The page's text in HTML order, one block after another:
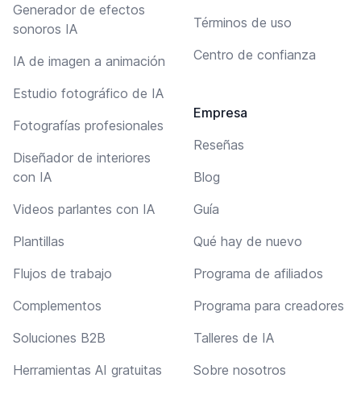
Generador de efectos
sonoros IA
IA de imagen a animación
Estudio fotográfico de IA
Fotografías profesionales
Diseñador de interiores
con IA
Videos parlantes con IA
Plantillas
Flujos de trabajo
Complementos
Soluciones B2B
Herramientas AI gratuitas
Términos de uso
Centro de confianza
Empresa
Reseñas
Blog
Guía
Qué hay de nuevo
Programa de afiliados
Programa para creadores
Talleres de IA
Sobre nosotros